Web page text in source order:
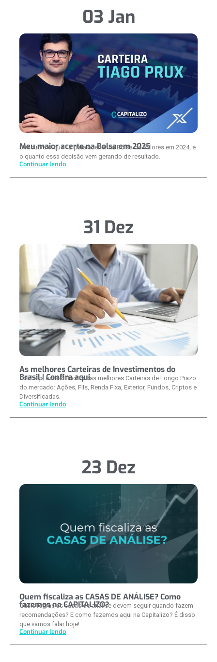
03 Jan
Meu maior acerto na Bolsa em 2025
Descubra o que fiz para acertar na Bolsa de Valores em 2024, e
o quanto essa decisão vem gerando de resultado.
Continuar lendo
31 Dez
As melhores Carteiras de Investimentos do
Brasil | Confira aqui
Conheça os resultados das melhores Carteiras de Longo Prazo
do mercado: Ações, FIIs, Renda Fixa, Exterior, Fundos, Criptos e
Diversificadas.
Continuar lendo
23 Dez
Quem fiscaliza as CASAS DE ANÁLISE? Como
fazemos na CAPITALIZO?
Quais regras as casas de análise devem seguir quando fazem
recomendações? E como fazemos aqui na Capitalizo? É disso
que vamos falar hoje!
Continuar lendo